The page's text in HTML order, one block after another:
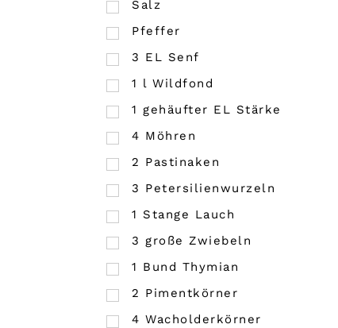
Salz
Pfeffer
3 EL Senf
1 l Wildfond
1 gehäufter EL Stärke
4 Möhren
2 Pastinaken
3 Petersilienwurzeln
1 Stange Lauch
3 große Zwiebeln
1 Bund Thymian
2 Pimentkörner
4 Wacholderkörner